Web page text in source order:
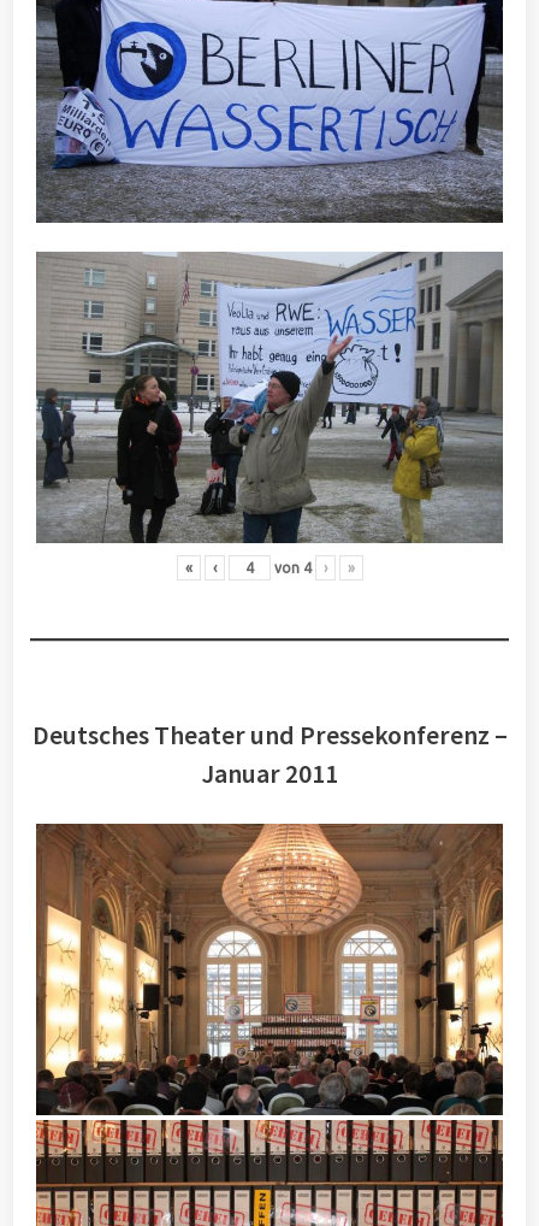
« ‹ von 4 › »
Deutsches Theater und Pressekonferenz –
Januar 2011